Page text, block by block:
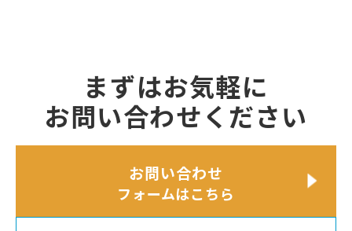
まずはお気軽に
お問い合わせください
お問い合わせ
フォームはこちら